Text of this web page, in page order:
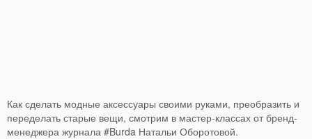
Как сделать модные аксессуары своими руками, преобразить и
переделать старые вещи, смотрим в мастер-классах от бренд-
менеджера журнала #Burda Натальи Оборотовой.